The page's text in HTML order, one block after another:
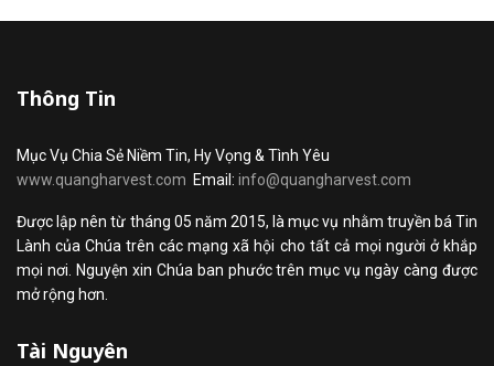
Thông Tin
Mục Vụ Chia Sẻ Niềm Tin, Hy Vọng & Tình Yêu
www.quangharvest.com Email: info@quangharvest.com
Được lập nên từ tháng 05 năm 2015, là mục vụ nhằm truyền bá Tin
Lành của Chúa trên các mạng xã hội cho tất cả mọi người ở khắp
mọi nơi. Nguyện xin Chúa ban phước trên mục vụ ngày càng được
mở rộng hơn.
Tài Nguyên